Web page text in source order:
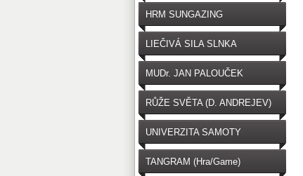
HRM SUNGAZING
LIEČIVÁ SILA SLNKA
MUDr. JAN PALOUČEK
RŮŽE SVĚTA (D. ANDREJEV)
UNIVERZITA SAMOTY
TANGRAM (Hra/Game)